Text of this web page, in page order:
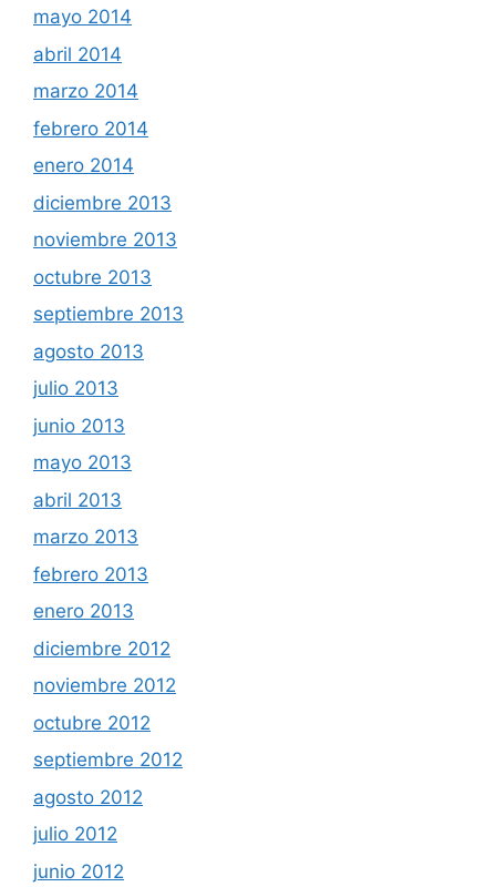
mayo 2014
abril 2014
marzo 2014
febrero 2014
enero 2014
diciembre 2013
noviembre 2013
octubre 2013
septiembre 2013
agosto 2013
julio 2013
junio 2013
mayo 2013
abril 2013
marzo 2013
febrero 2013
enero 2013
diciembre 2012
noviembre 2012
octubre 2012
septiembre 2012
agosto 2012
julio 2012
junio 2012